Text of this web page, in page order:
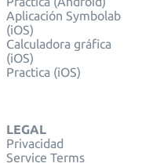
Aplicación Symbolab
(iOS)
Calculadora gráfica
(iOS)
Practica (iOS)
LEGAL
Privacidad
Service Terms